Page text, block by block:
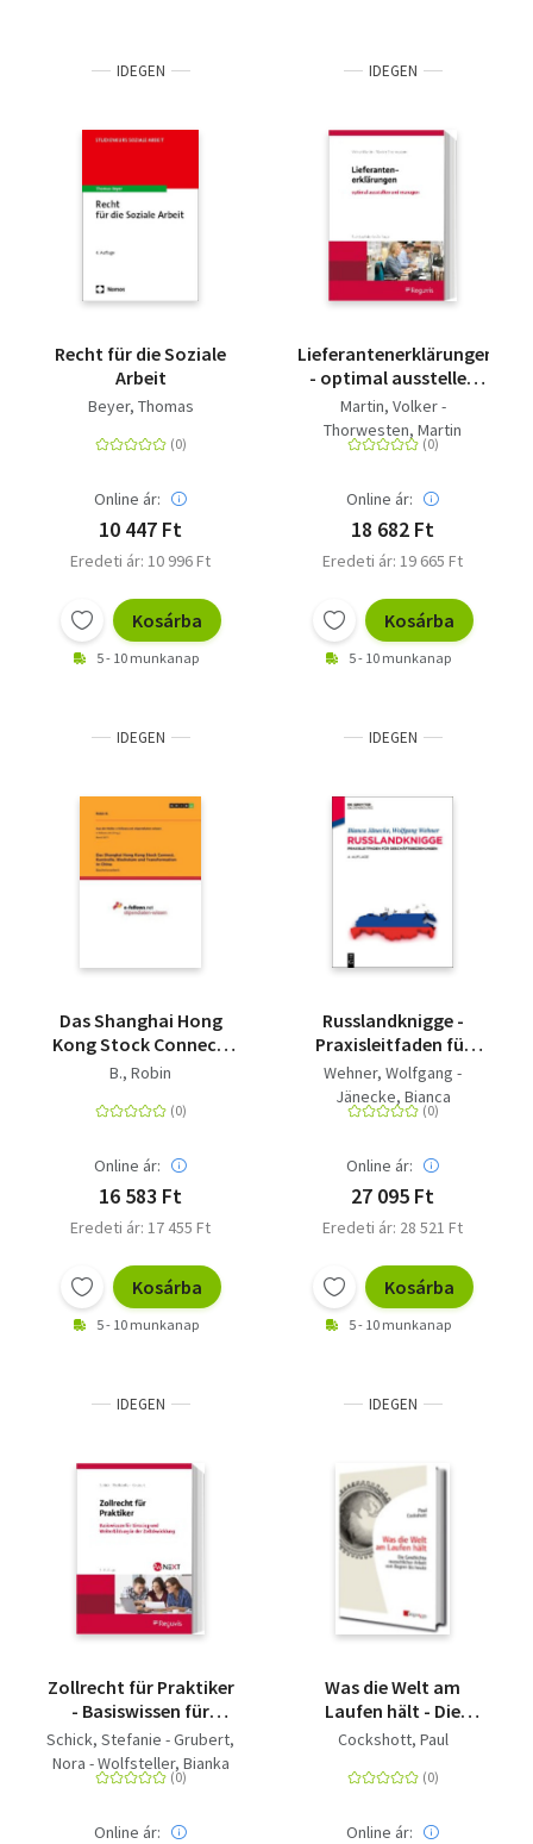
IDEGEN
Recht für die Soziale
Arbeit
Beyer, Thomas
Online ár:
10 447 Ft
Eredeti ár: 10 996 Ft
Kosárba
5 - 10 munkanap
IDEGEN
Lieferantenerklärungen
- optimal ausstellen
und managen
Martin, Volker -
Thorwesten, Martin
Online ár:
18 682 Ft
Eredeti ár: 19 665 Ft
Kosárba
5 - 10 munkanap
IDEGEN
Das Shanghai Hong
Kong Stock Connect.
Kontrolle, Wachstum
China
B., Robin
Online ár:
16 583 Ft
Eredeti ár: 17 455 Ft
Kosárba
5 - 10 munkanap
IDEGEN
Russlandknigge -
Praxisleitfaden für
Geschäftsbeziehungen
Wehner, Wolfgang -
Jänecke, Bianca
Online ár:
27 095 Ft
Eredeti ár: 28 521 Ft
Kosárba
5 - 10 munkanap
IDEGEN
Zollrecht für Praktiker
- Basiswissen für
Einstieg und
Weiterbildung in der
Zollabwicklung
Schick, Stefanie - Grubert,
Nora - Wolfsteller, Bianka
Online ár:
IDEGEN
Was die Welt am
Laufen hält - Die
Geschichte
vom Beginn bis heute
Cockshott, Paul
Online ár: